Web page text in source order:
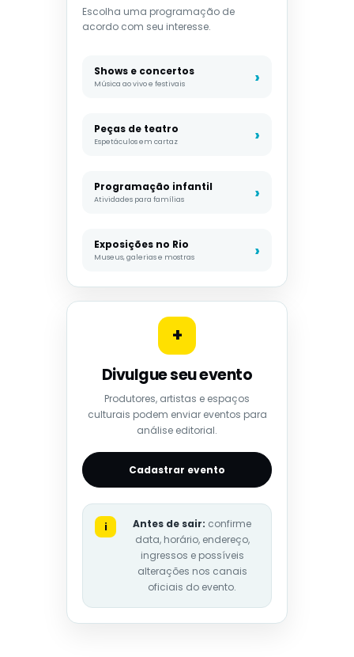
Escolha uma programação de
acordo com seu interesse.
Shows e concertos
Música ao vivo e festivais
Peças de teatro
Espetáculos em cartaz
Programação infantil
Atividades para famílias
Exposições no Rio
Museus, galerias e mostras
+
Divulgue seu evento
Produtores, artistas e espaços
culturais podem enviar eventos para
análise editorial.
Cadastrar evento
i Antes de sair: confirme
data, horário, endereço,
ingressos e possíveis
alterações nos canais
oficiais do evento.